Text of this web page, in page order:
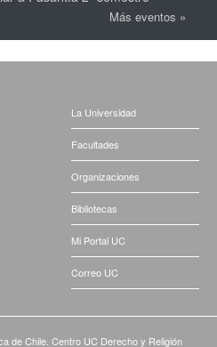
Más eventos »
La Universidad
Facultades
Organizaciones
Bibliotecas
Mi Portal UC
Correo UC
de Chile. Centro UC Derecho y Religión